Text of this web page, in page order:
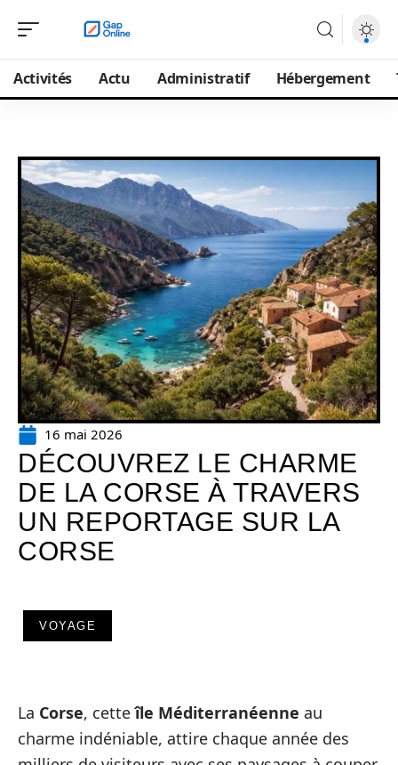
Activités Actu Administratif Hébergement
16 mai 2026
DÉCOUVREZ LE CHARME
DE LA CORSE À TRAVERS
UN REPORTAGE SUR LA
CORSE
VOYAGE
La Corse, cetteîle Méditerranéenne au
charme indéniable, attire chaque année des